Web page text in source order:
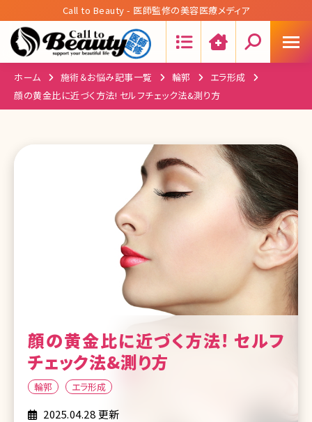
Call to Beauty - 医師監修の美容医療メディア
ホーム 施術＆お悩み記事一覧 輪郭
エラ形成
顔の黄金比に近づく方法! セルフチェック法&測り方
顔の黄金比に近づく方法! セルフ
チェック法&測り方
輪郭 エラ形成
2025.04.28 更新